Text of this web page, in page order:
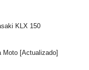
KLX 150
Moto [Actualizado]